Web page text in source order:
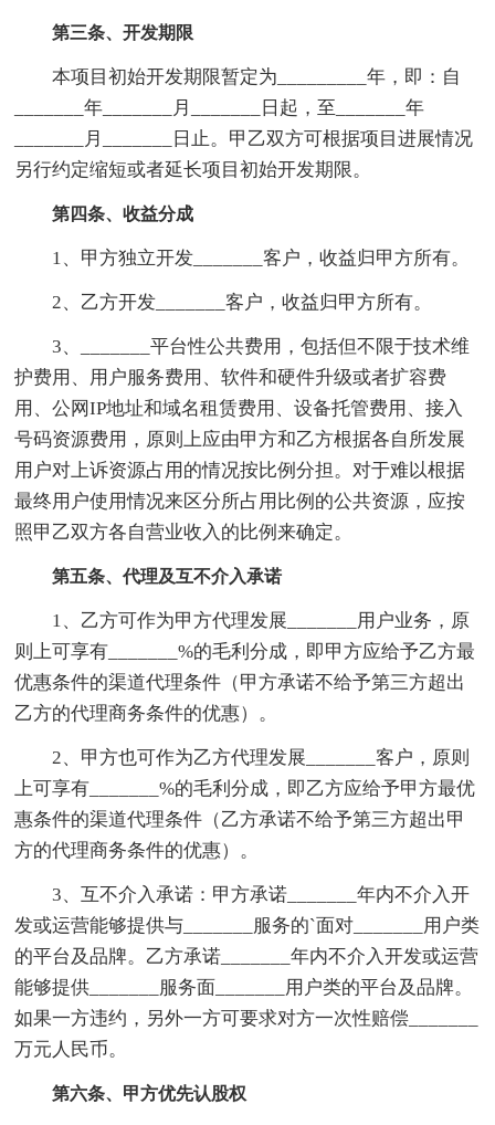
第三条、开发期限
本项目初始开发期限暂定为_________年，即：自
_______年_______月_______日起，至_______年
_______月_______日止。甲乙双方可根据项目进展情况
另行约定缩短或者延长项目初始开发期限。
第四条、收益分成
1、甲方独立开发_______客户，收益归甲方所有。
2、乙方开发_______客户，收益归甲方所有。
3、_______平台性公共费用，包括但不限于技术维
护费用、用户服务费用、软件和硬件升级或者扩容费
用、公网IP地址和域名租赁费用、设备托管费用、接入
号码资源费用，原则上应由甲方和乙方根据各自所发展
用户对上诉资源占用的情况按比例分担。对于难以根据
最终用户使用情况来区分所占用比例的公共资源，应按
照甲乙双方各自营业收入的比例来确定。
第五条、代理及互不介入承诺
1、乙方可作为甲方代理发展_______用户业务，原
则上可享有_______%的毛利分成，即甲方应给予乙方最
优惠条件的渠道代理条件（甲方承诺不给予第三方超出
乙方的代理商务条件的优惠）。
2、甲方也可作为乙方代理发展_______客户，原则
上可享有_______%的毛利分成，即乙方应给予甲方最优
惠条件的渠道代理条件（乙方承诺不给予第三方超出甲
方的代理商务条件的优惠）。
3、互不介入承诺：甲方承诺_______年内不介入开
发或运营能够提供与_______服务的`面对_______用户类
的平台及品牌。乙方承诺_______年内不介入开发或运营
能够提供_______服务面_______用户类的平台及品牌。
如果一方违约，另外一方可要求对方一次性赔偿_______
万元人民币。
第六条、甲方优先认股权